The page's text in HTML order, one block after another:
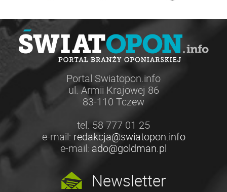
Portal Swiatopon.info
ul. Armii Krajowej 86
83-110 Tczew
tel. 58 777 01 25
e-mail: redakcja@swiatopon.info
e-mail: ado@goldman.pl
Newsletter